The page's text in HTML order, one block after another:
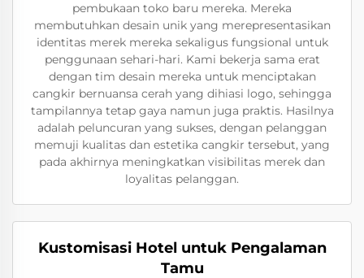
pembukaan toko baru mereka. Mereka
membutuhkan desain unik yang merepresentasikan
identitas merek mereka sekaligus fungsional untuk
penggunaan sehari-hari. Kami bekerja sama erat
dengan tim desain mereka untuk menciptakan
cangkir bernuansa cerah yang dihiasi logo, sehingga
tampilannya tetap gaya namun juga praktis. Hasilnya
adalah peluncuran yang sukses, dengan pelanggan
memuji kualitas dan estetika cangkir tersebut, yang
pada akhirnya meningkatkan visibilitas merek dan
loyalitas pelanggan.
Kustomisasi Hotel untuk Pengalaman
Tamu